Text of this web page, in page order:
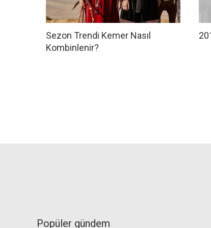
Sezon Trendi Kemer Nasıl
Kombinlenir?
Popüler gündem